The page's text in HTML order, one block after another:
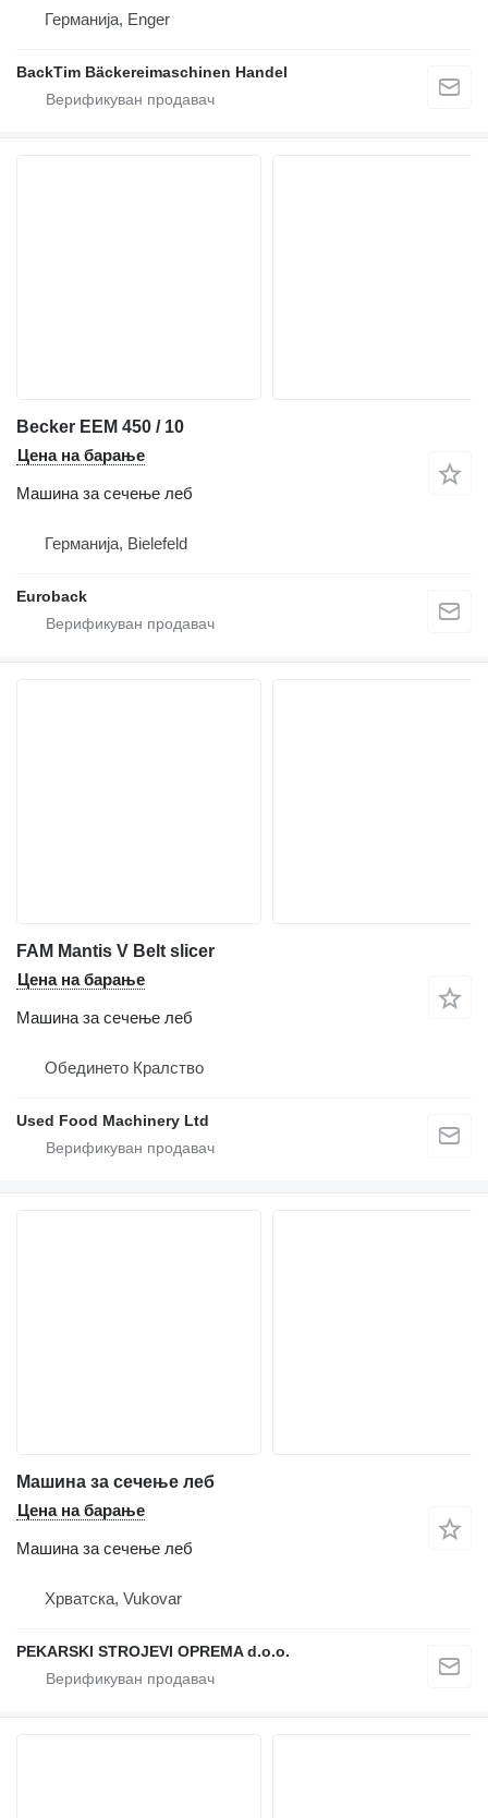
Германија, Enger
BackTim Bäckereimaschinen Handel
Becker EEM 450 / 10
Цена на барање
Машина за сечење леб
Германија, Bielefeld
Euroback
FAM Mantis V Belt slicer
Цена на барање
Машина за сечење леб
Обединето Кралство
Used Food Machinery Ltd
Машина за сечење леб
Цена на барање
Машина за сечење леб
Хрватска, Vukovar
PEKARSKI STROJEVI OPREMA d.o.o.